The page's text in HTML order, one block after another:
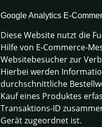
Google Analytics E-
Diese Website nutzt die
Hilfe von E-Commerce-
Websitebesucher zur
Hierbei werden
durchschnittliche
Kauf eines Produktes
Transaktions-ID
Gerät zugeordnet ist.